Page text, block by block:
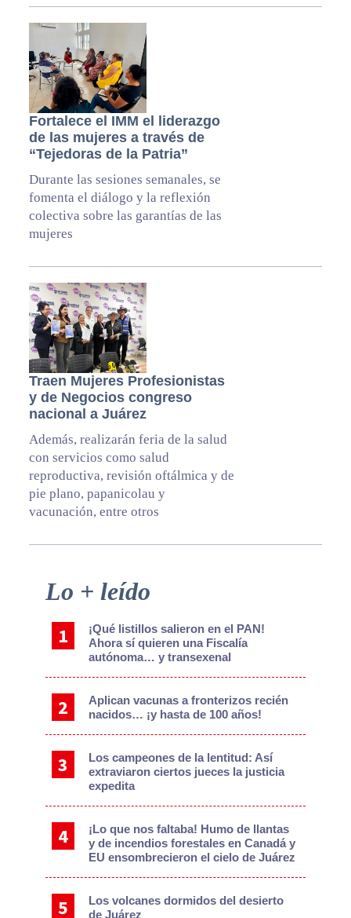
Fortalece el IMM el liderazgo
de las mujeres a través de
“Tejedoras de la Patria”
Durante las sesiones semanales, se
fomenta el diálogo y la reflexión
colectiva sobre las garantías de las
mujeres
Traen Mujeres Profesionistas
y de Negocios congreso
nacional a Juárez
Además, realizarán feria de la salud
con servicios como salud
reproductiva, revisión oftálmica y de
pie plano, papanicolau y
vacunación, entre otros
Primary
Lo + leído
¡Qué listillos salieron en el PAN!
Ahora sí quieren una Fiscalía
autónoma… y transexenal
Aplican vacunas a fronterizos recién
nacidos… ¡y hasta de 100 años!
Los campeones de la lentitud: Así
extraviaron ciertos jueces la justicia
expedita
¡Lo que nos faltaba! Humo de llantas
y de incendios forestales en Canadá y
EU ensombrecieron el cielo de Juárez
Los volcanes dormidos del desierto
de Juárez